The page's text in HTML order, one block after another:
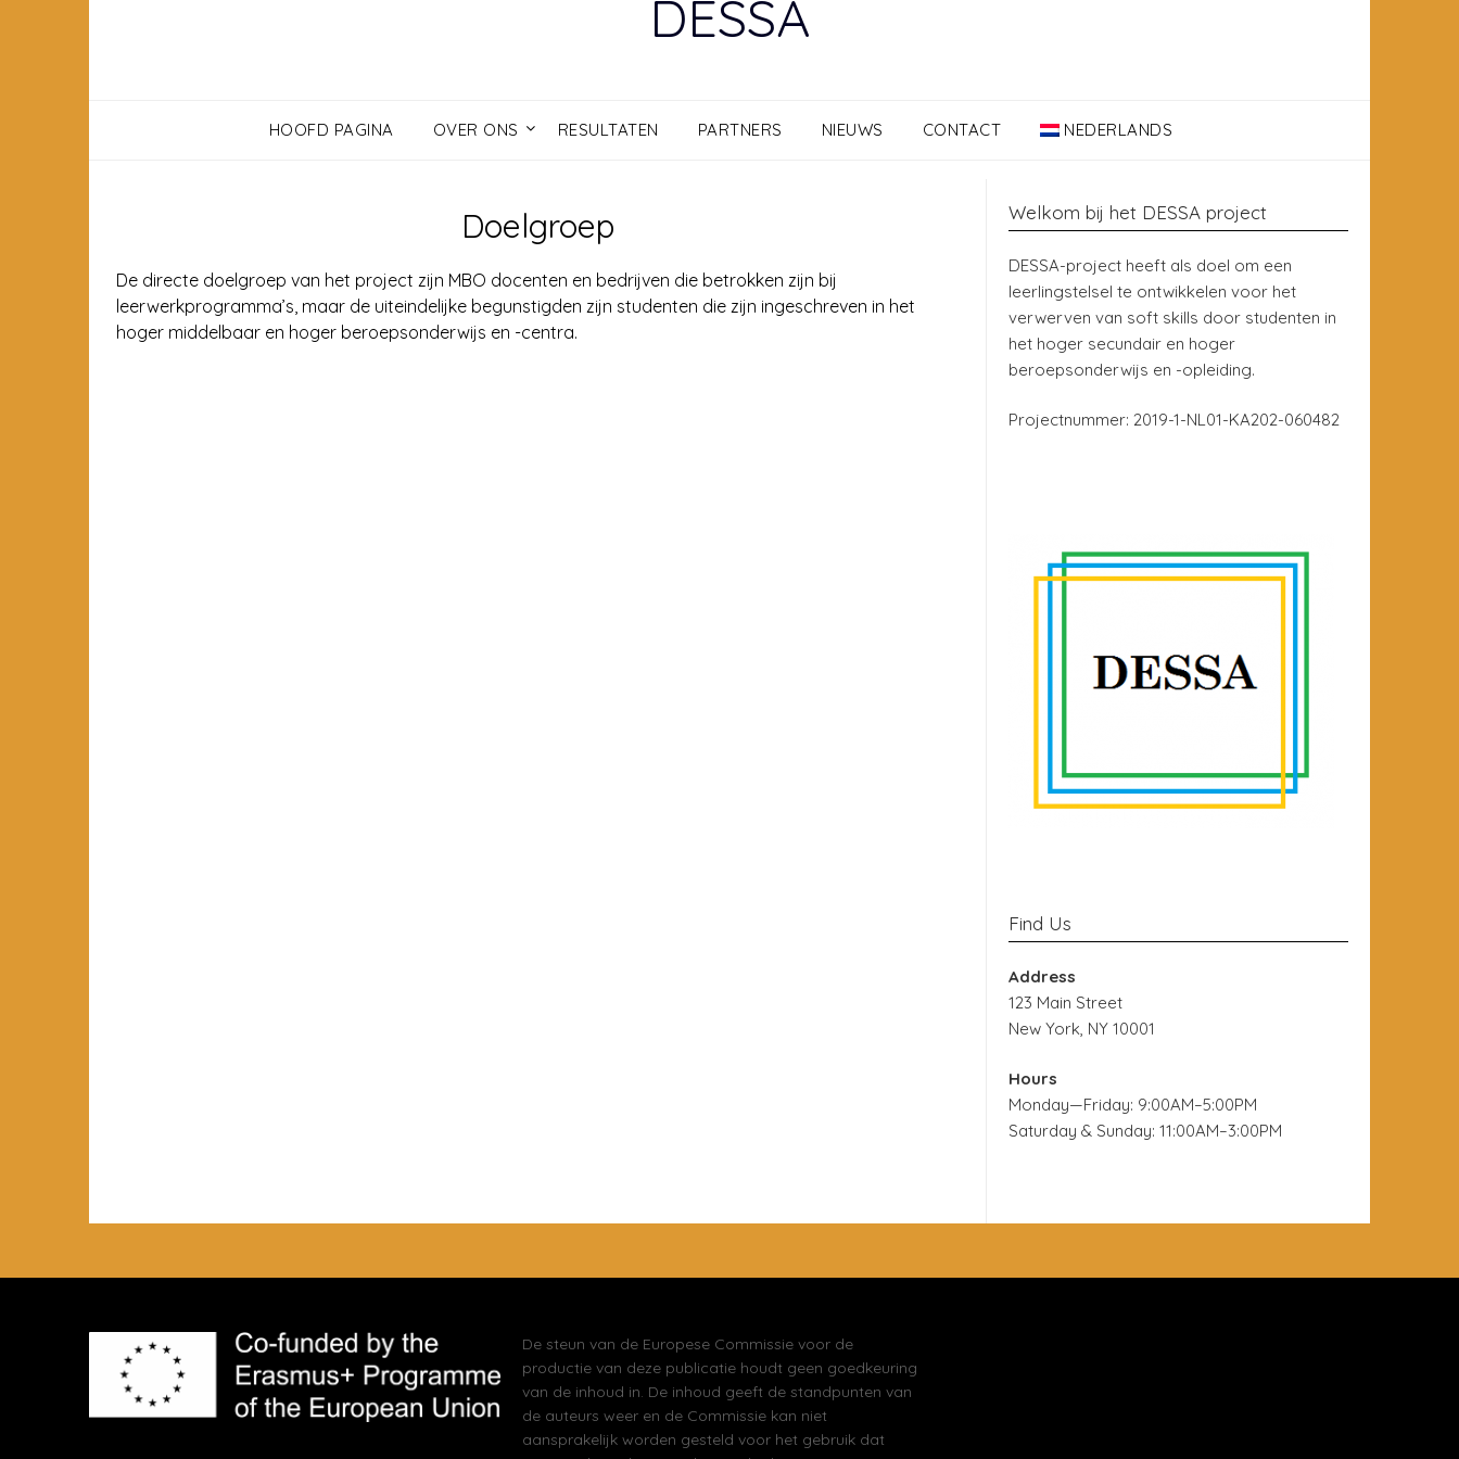
DESSA
HOOFD PAGINA OVER ONS RESULTATEN PARTNERS NIEUWS CONTACT NEDERLANDS
Doelgroep
De directe doelgroep van het project zijn MBO docenten en bedrijven die betrokken zijn bij
leerwerkprogramma’s, maar de uiteindelijke begunstigden zijn studenten die zijn ingeschreven in het
hoger middelbaar en hoger beroepsonderwijs en -centra.
Welkom bij het DESSA project
DESSA-project heeft als doel om een
leerlingstelsel te ontwikkelen voor het
verwerven van soft skills door studenten in
het hoger secundair en hoger
beroepsonderwijs en -opleiding.
Projectnummer: 2019-1-NL01-KA202-060482
Find Us
Address
123 Main Street
New York, NY 10001
Hours
Monday—Friday: 9:00AM–5:00PM
Saturday & Sunday: 11:00AM–3:00PM
De steun van de Europese Commissie voor de
productie van deze publicatie houdt geen goedkeuring
van de inhoud in. De inhoud geeft de standpunten van
de auteurs weer en de Commissie kan niet
aansprakelijk worden gesteld voor het gebruik dat